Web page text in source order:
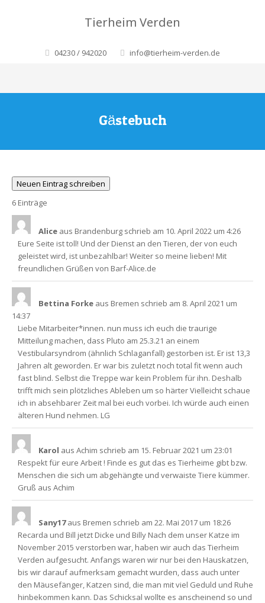
Tierheim Verden
04230 / 942020 info@tierheim-verden.de
Gästebuch
6 Einträge
Alice aus Brandenburg schrieb am 10. April 2022 um 4:26
Eure Seite ist toll! Und der Dienst an den Tieren, der von euch
geleistet wird, ist unbezahlbar! Weiter so meine lieben! Mit
freundlichen Grüßen von Barf-Alice.de
Bettina Forke aus Bremen schrieb am 8. April 2021 um
14:37
Liebe Mitarbeiter*innen. nun muss ich euch die traurige
Mitteilung machen, dass Pluto am 25.3.21 an einem
Vestibularsyndrom (ähnlich Schlaganfall) gestorben ist. Er ist 13,3
Jahren alt geworden. Er war bis zuletzt noch total fit wenn auch
fast blind. Selbst die Treppe war kein Problem für ihn. Deshalb
trifft mich sein plötzliches Ableben um so härter Vielleicht schaue
ich in absehbarer Zeit mal bei euch vorbei. Ich würde auch einen
älteren Hund nehmen. LG
Karol aus Achim schrieb am 15. Februar 2021 um 23:01
Respekt für eure Arbeit ! Finde es gut das es Tierheime gibt bzw.
Menschen die sich um abgehängte und verwaiste Tiere kümmer.
Gruß aus Achim
Sany17aus Bremen schrieb am 22. Mai 2017 um 18:26
Recarda und Bill jetzt Dicke und Billy Nach dem unser Katze im
November 2015 verstorben war, haben wir auch das Tierheim
Verden aufgesucht. Anfangs waren wir nur bei den Hauskatzen,
bis wir darauf aufmerksam gemacht wurden, dass auch unter
den Mäusefänger, Katzen sind, die man mit viel Geduld und Ruhe
hinbekommen kann. Das Schicksal wollte es anscheinend so und